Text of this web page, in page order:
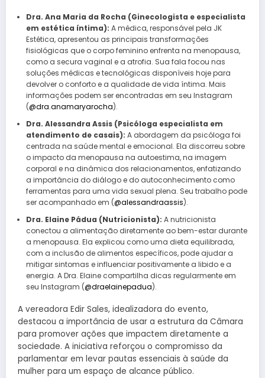
Dra. Ana Maria da Rocha (Ginecologista e especialista
em estética íntima): A médica, responsável pela JK
Estética, apresentou as principais transformações
fisiológicas que o corpo feminino enfrenta na menopausa,
como a secura vaginal e a atrofia. Sua fala focou nas
soluções médicas e tecnológicas disponíveis hoje para
devolver o conforto e a qualidade de vida íntima. Mais
informações podem ser encontradas em seu Instagram
(@dra.anamaryarocha).
Dra. Alessandra Assis (Psicóloga especialista em
atendimento de casais): A abordagem da psicóloga foi
centrada na saúde mental e emocional. Ela discorreu sobre
o impacto da menopausa na autoestima, na imagem
corporal e na dinâmica dos relacionamentos, enfatizando
a importância do diálogo e do autoconhecimento como
ferramentas para uma vida sexual plena. Seu trabalho pode
ser acompanhado em (@alessandraassis).
Dra. Elaine Pádua (Nutricionista): A nutricionista
conectou a alimentação diretamente ao bem-estar durante
a menopausa. Ela explicou como uma dieta equilibrada,
com a inclusão de alimentos específicos, pode ajudar a
mitigar sintomas e influenciar positivamente a libido e a
energia. A Dra. Elaine compartilha dicas regularmente em
seu Instagram (@draelainepadua).
A vereadora Edir Sales, idealizadora do evento,
destacou a importância de usar a estrutura da Câmara
para promover ações que impactem diretamente a
sociedade. A iniciativa reforçou o compromisso da
parlamentar em levar pautas essenciais à saúde da
mulher para um espaço de alcance público.